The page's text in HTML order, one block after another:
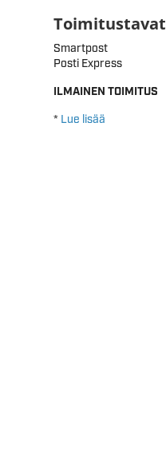
Toimitustavat
Smartpost
Posti Express
ILMAINEN TOIMITUS
* Lue lisää